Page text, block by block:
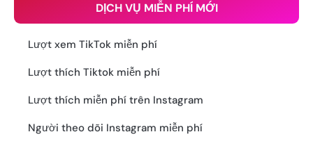
DỊCH VỤ MIỄN PHÍ MỚI
Lượt xem TikTok miễn phí
Lượt thích Tiktok miễn phí
Lượt thích miễn phí trên Instagram
Người theo dõi Instagram miễn phí